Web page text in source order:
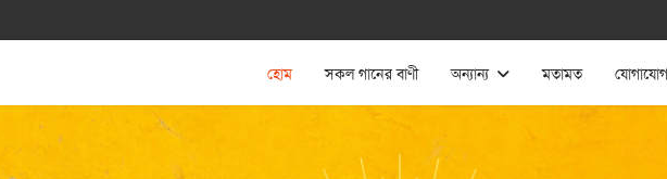
হোম সকল গানের বাণী অন্যান্য মতামত যোগাযোগ